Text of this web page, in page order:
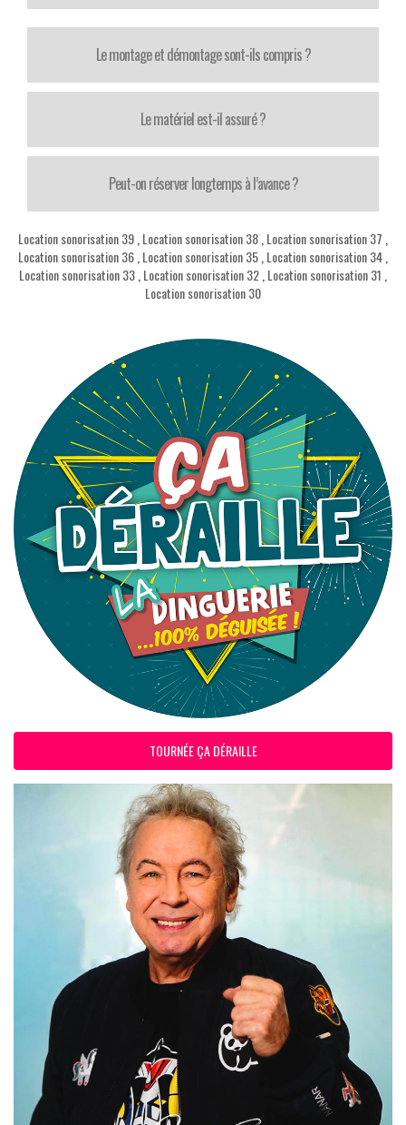
Le montage et démontage sont-ils compris ?
Le matériel est-il assuré ?
Peut-on réserver longtemps à l’avance ?
Location sonorisation 39 Location sonorisation 38 Location sonorisation 37
Location sonorisation 36 Location sonorisation 35 Location sonorisation 34
Location sonorisation 33 Location sonorisation 32 Location sonorisation 31
Location sonorisation 30
TOURNÉE ÇA DÉRAILLE